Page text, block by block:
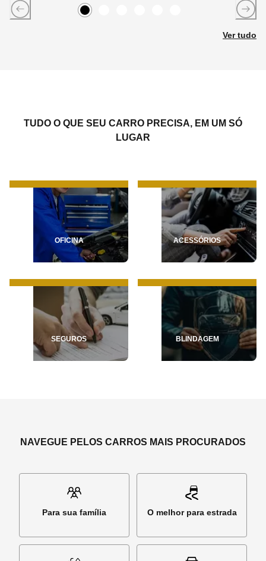
Ver tudo
TUDO O QUE SEU CARRO PRECISA, EM UM SÓ
LUGAR
OFICINA ACESSÓRIOS
SEGUROS BLINDAGEM
NAVEGUE PELOS CARROS MAIS PROCURADOS
Para sua família O melhor para estrada